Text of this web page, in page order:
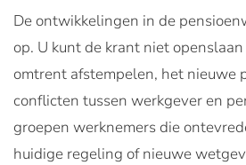
De ontwikkelingen in de
op. U kunt de krant niet
omtrent afstempelen, het nieuwe
conflicten tussen werkgever en
groepen werknemers die
huidige regeling of nieuwe